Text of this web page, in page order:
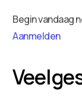
Begin vandaag
Aanmelden